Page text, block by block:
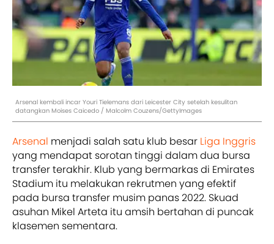
Arsenal kembali incar Youri Tielemans dari Leicester City setelah kesulitan
datangkan Moises Caicedo / Malcolm Couzens/GettyImages
Arsenal menjadi salah satu klub besar Liga Inggris
yang mendapat sorotan tinggi dalam dua bursa
transfer terakhir. Klub yang bermarkas di Emirates
Stadium itu melakukan rekrutmen yang efektif
pada bursa transfer musim panas 2022. Skuad
asuhan Mikel Arteta itu amsih bertahan di puncak
klasemen sementara.